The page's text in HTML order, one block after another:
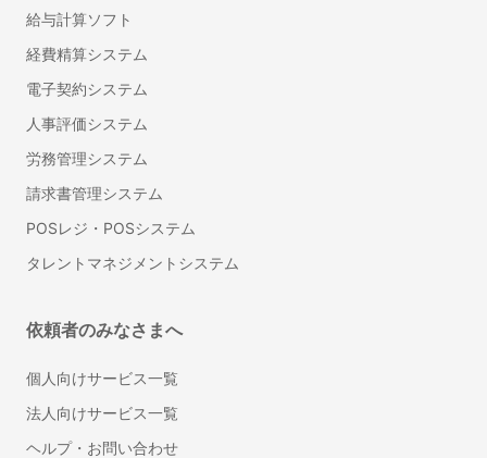
法人向け英語研修
産業医紹介サービス
LMS（学習管理システム）
総務・法務
Web会議ツール
IT資産管理システム
オンラインストレージ
ナレッジマネジメントツール
ワークフローシステム
受付システム
文書管理システム
給与計算ソフト
経費精算システム
電子契約システム
人事評価システム
労務管理システム
請求書管理システム
POSレジ・POSシステム
タレントマネジメントシステム
依頼者のみなさまへ
個人向けサービス一覧
法人向けサービス一覧
ヘルプ・お問い合わせ